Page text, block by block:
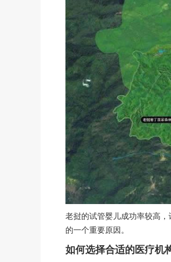
老挝的试管婴儿成功率较高
的一个重要原因。
如何选择合适的医疗机